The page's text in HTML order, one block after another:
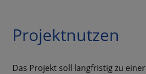
Projektnutzen
Das Projekt soll langfristig zu einer